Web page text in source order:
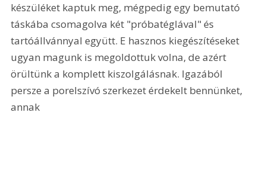
készüléket kaptuk meg, mégpedig egy bemutató
táskába csomagolva két "próbatéglával" és
tartóállvánnyal együtt. E hasznos kiegészítéseket
ugyan magunk is megoldottuk volna, de azért
örültünk a komplett kiszolgálásnak. Igazából
persze a porelszívó szerkezet érdekelt bennünket,
annak